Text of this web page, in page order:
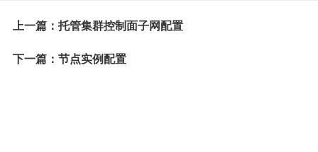
上一篇：托管集群控制面子网配置
下一篇：节点实例配置